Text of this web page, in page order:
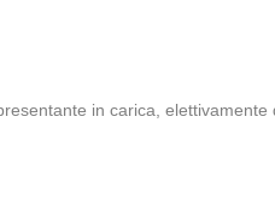
in carica,